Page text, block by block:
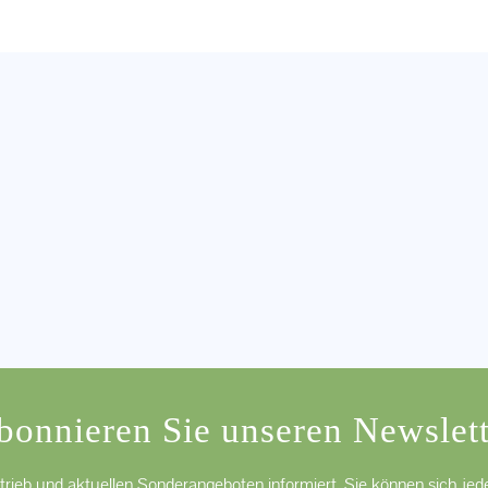
Sie unseren